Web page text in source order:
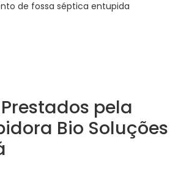
de fossa séptica entupida
pela
Bio Soluções